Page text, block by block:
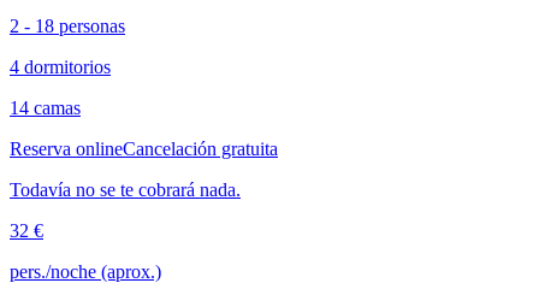
2 - 18 personas
4 dormitorios
14 camas
Reserva onlineCancelación gratuita
Todavía no se te cobrará nada.
32 €
pers./noche (aprox.)